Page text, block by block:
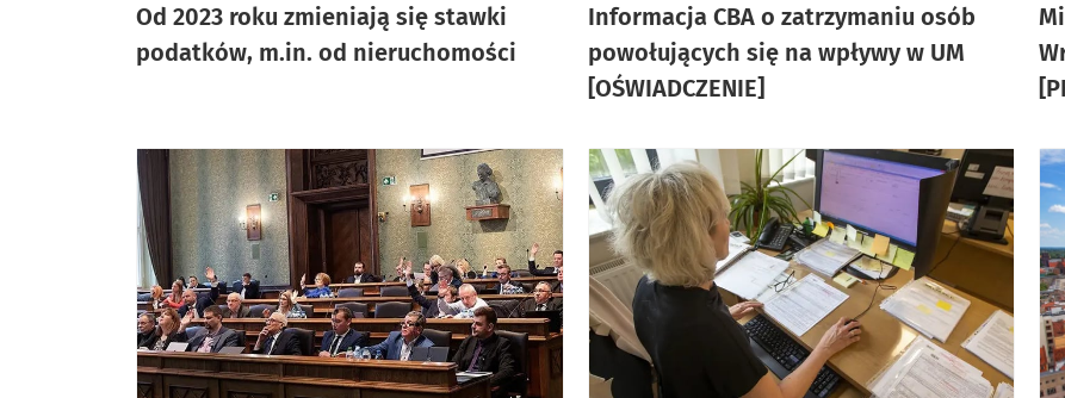
Od 2023 roku zmieniają się stawki
podatków, m.in. od nieruchomości
Informacja CBA o zatrzymaniu osób
powołujących się na wpływy w UM
[OŚWIADCZENIE]